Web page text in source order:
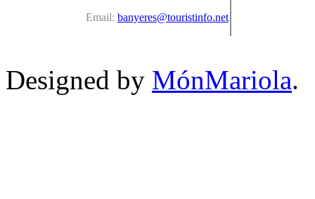
Email: banyeres@touristinfo.net
Designed by MónMariola.